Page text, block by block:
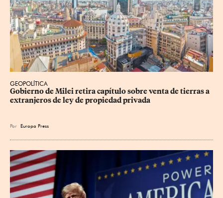
GEOPOLÍTICA
Gobierno de Milei retira capítulo sobre venta de tierras a
extranjeros de ley de propiedad privada
Por Europa Press